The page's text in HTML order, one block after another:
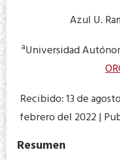
Azul U.
aUniversidad
Recibido: 13 de
febrero del 2022 |
Resumen